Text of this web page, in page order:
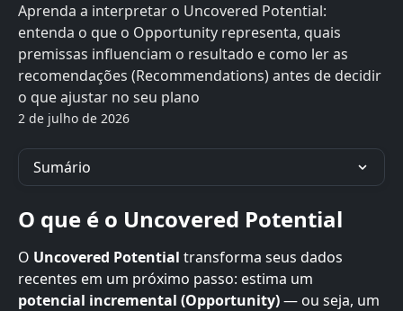
Aprenda a interpretar o Uncovered Potential:
entenda o que o Opportunity representa, quais
premissas influenciam o resultado e como ler as
recomendações (Recommendations) antes de decidir
o que ajustar no seu plano
2 de julho de 2026
Sumário
O que é o Uncovered Potential
O Uncovered Potential transforma seus dados
recentes em um próximo passo: estima um
potencial incremental (Opportunity) — ou seja, um